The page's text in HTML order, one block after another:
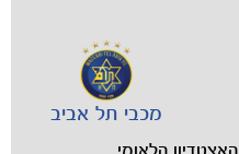
מכבי תל אביב